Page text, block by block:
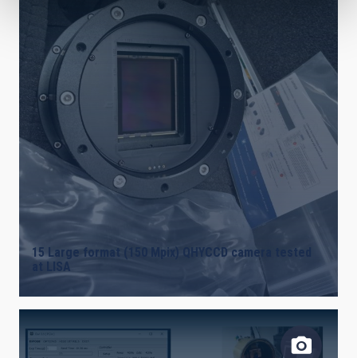
15 Large format (150 Mpix) QHYCCD camera tested
at LISA